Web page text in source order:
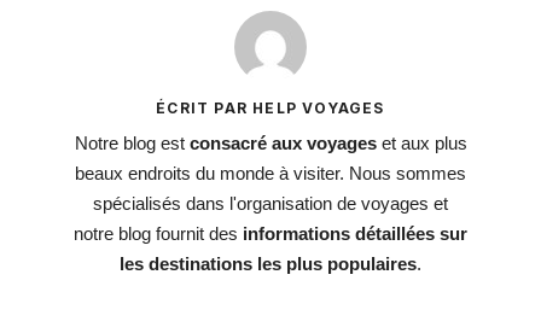
ÉCRIT PAR HELP VOYAGES
Notre blog est consacré aux voyageset aux plus
beaux endroits du monde à visiter. Nous sommes
spécialisés dans l'organisation de voyages et
notre blog fournit des informations détaillées sur
les destinations les plus populaires.